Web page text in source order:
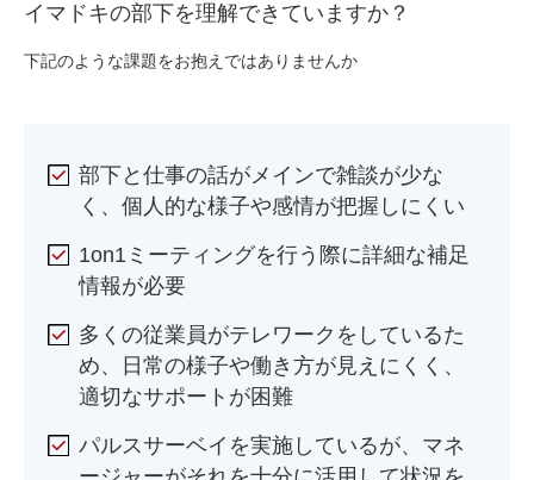
イマドキの部下を理解できていますか？
下記のような課題をお抱えではありませんか
部下と仕事の話がメインで雑談が少な
く、個人的な様子や感情が把握しにくい
1on1ミーティングを行う際に詳細な補足
情報が必要
多くの従業員がテレワークをしているた
め、日常の様子や働き方が見えにくく、
適切なサポートが困難
パルスサーベイを実施しているが、マネ